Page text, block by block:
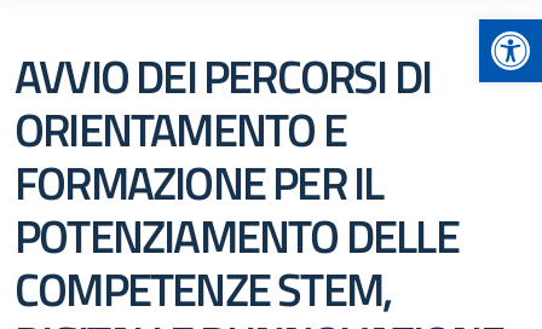
AVVIO DEI PERCORSI DI
ORIENTAMENTO E
FORMAZIONE PER IL
POTENZIAMENTO DELLE
COMPETENZE STEM,